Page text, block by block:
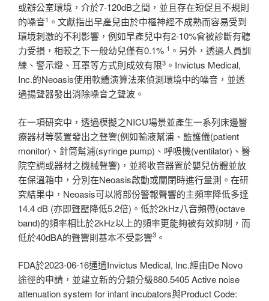
或辦公室環境，介於7-120dB之間，並且存在短促且不規則
的噪音1 。文獻指出早產兒由於中樞神經不成熟而容易受到
環境刺激的不利影響，例如早產兒中有2-10%會被診斷有聽
力受損，相較之下一般幼兒僅有0.1% 1 。另外，透過人員訓
練、警示燈、耳罩等方式則成效有限3 。Invictus Medical,
Inc.的Neoasis使用軟體演算法來偵測環境中的噪音，並透
過揚聲器發出消除噪音之聲波。
在一項研究中，透過模擬之NICU場景並產生一系列床邊醫
療器材等裝置發出之聲響(例如輸液幫浦、監護儀(patient
monitor)、針筒幫浦(syringe pump)、呼吸機(ventilator)、醫
院空調或器材之機械聲響)，並將收音器置於嬰兒仿體並放
在保溫箱中，分別在Neoasis啟動或關閉時進行量測。在研
究結果中，Neoasis可以將部份警報聲響的主頻率降低多達
14.4 dB (亦即聲壓降低5.2倍)。低於2kHz八音頻帶(octave
band)的頻率相比於2kHz以上的頻率更能夠被有效抑制，而
低於40dBA的聲響則基本不受影響3 。
FDA於2023-06-16通過Invictus Medical, Inc.經由De Novo
途徑的申請，並建立新的分類分級880.5405 Active noise
attenuation system for infant incubators與Product Code: